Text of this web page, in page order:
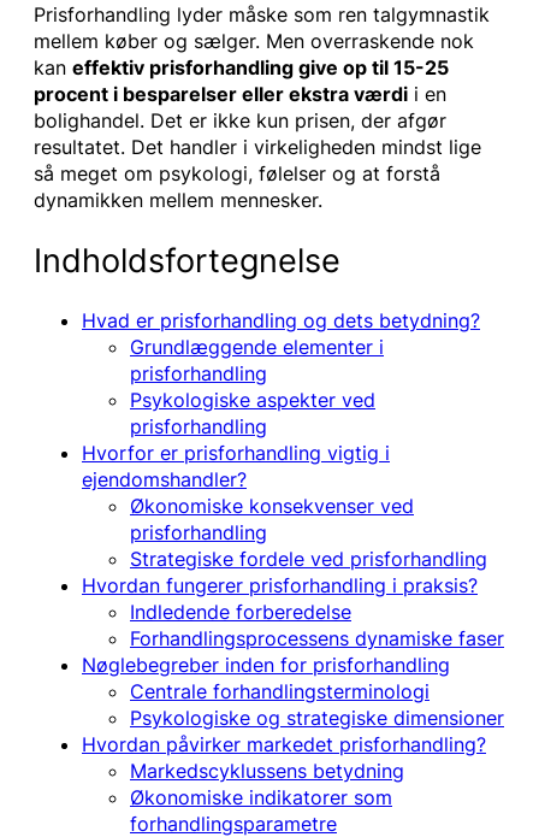
Prisforhandling lyder måske som ren talgymnastik
mellem køber og sælger. Men overraskende nok
kan effektiv prisforhandling give op til 15-25
procent i besparelser eller ekstra værdi i en
bolighandel. Det er ikke kun prisen, der afgør
resultatet. Det handler i virkeligheden mindst lige
så meget om psykologi, følelser og at forstå
dynamikken mellem mennesker.
Indholdsfortegnelse
Hvad er prisforhandling og dets betydning?
Grundlæggende elementer i
prisforhandling
Psykologiske aspekter ved
prisforhandling
Hvorfor er prisforhandling vigtig i
ejendomshandler?
Økonomiske konsekvenser ved
prisforhandling
Strategiske fordele ved prisforhandling
Hvordan fungerer prisforhandling i praksis?
Indledende forberedelse
Forhandlingsprocessens dynamiske faser
Nøglebegreber inden for prisforhandling
Centrale forhandlingsterminologi
Psykologiske og strategiske dimensioner
Hvordan påvirker markedet prisforhandling?
Markedscyklussens betydning
Økonomiske indikatorer som
forhandlingsparametre